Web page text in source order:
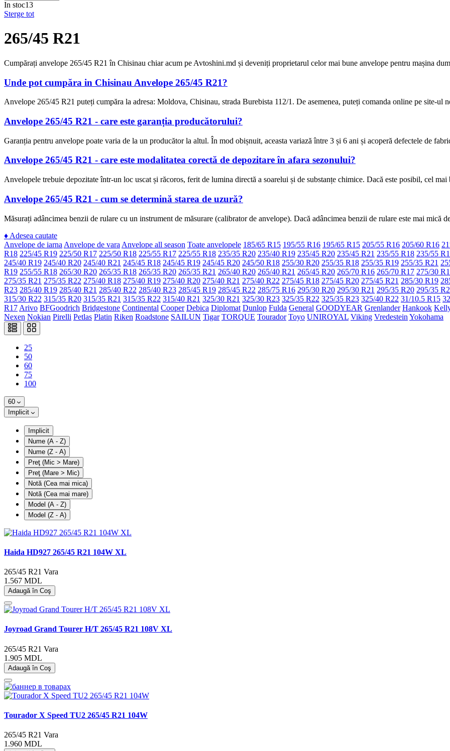
In stoc13
Sterge tot
265/45 R21
Cumpărați anvelope 265/45 R21 în Chisinau chiar acum pe Avtoshini.md și deveniți proprietarul celor mai bune anvelope pentru mașina
Unde pot cumpăra in Chisinau Anvelope 265/45 R21?
Anvelope 265/45 R21 puteți cumpăra la adresa: Moldova, Chisinau, strada Burebista 112/1. De asemenea, puteți comanda online pe site-ul
Anvelope 265/45 R21 - care este garanția producătorului?
Garanția pentru anvelope poate varia de la un producător la altul. În mod obișnuit, aceasta variază între 3 și 6 ani și acoperă defectele de
Anvelope 265/45 R21 - care este modalitatea corectă de depozitare în afara sezonului?
Anvelopele trebuie depozitate într-un loc uscat și răcoros, ferit de lumina directă a soarelui și de substanțe chimice. Dacă este posibil, cel mai
Anvelope 265/45 R21 - cum se determină starea de uzură?
Măsurați adâncimea benzii de rulare cu un instrument de măsurare (calibrator de anvelope). Dacă adâncimea benzii de rulare este mai mică
♦ Adesea cautate
Anvelope de iarna Anvelope de vara Anvelope all season Toate anvelopele 185/65 R15 195/55 R16 195/65 R15 205/55 R16 205/60 R16
R18 225/45 R19 225/50 R17 225/50 R18 225/55 R17 225/55 R18 235/35 R20 235/40 R19 235/45 R20 235/45 R21 235/55 R18 235/55
245/40 R19 245/40 R20 245/40 R21 245/45 R18 245/45 R19 245/45 R20 245/50 R18 255/30 R20 255/35 R18 255/35 R19 255/35 R21
R19 255/55 R18 265/30 R20 265/35 R18 265/35 R20 265/35 R21 265/40 R20 265/40 R21 265/45 R20 265/70 R16 265/70 R17 275/30
275/35 R21 275/35 R22 275/40 R18 275/40 R19 275/40 R20 275/40 R21 275/40 R22 275/45 R18 275/45 R20 275/45 R21 285/30 R19
R23 285/40 R19 285/40 R21 285/40 R22 285/40 R23 285/45 R19 285/45 R22 285/75 R16 295/30 R20 295/30 R21 295/35 R20 295/35
315/30 R22 315/35 R20 315/35 R21 315/35 R22 315/40 R21 325/30 R21 325/30 R23 325/35 R22 325/35 R23 325/40 R22 31/10.5 R15
R17 Arivo BFGoodrich Bridgestone Continental Cooper Debica Diplomat Dunlop Fulda General GOODYEAR Grenlander Hankook
Nexen Nokian Pirelli Petlas Platin Riken Roadstone SAILUN Tigar TORQUE Tourador Toyo UNIROYAL Viking Vredestein Yokohama
25
50
60
75
100
60
Implicit
Implicit
Nume (A - Z)
Nume (Z - A)
Preţ (Mic > Mare)
Preţ (Mare > Mic)
Notă (Cea mai mica)
Notă (Cea mai mare)
Model (A - Z)
Model (Z - A)
Haida HD927 265/45 R21 104W XL
265/45 R21 Vara
1.567 MDL
Adaugă în Coş
Joyroad Grand Tourer H/T 265/45 R21 108V XL
265/45 R21 Vara
1.905 MDL
Adaugă în Coş
Tourador X Speed TU2 265/45 R21 104W
265/45 R21 Vara
1.960 MDL